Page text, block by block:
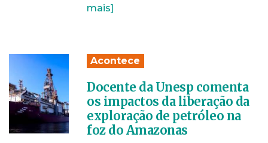
mais]
Acontece
Docente da Unesp comenta
os impactos da liberação da
exploração de petróleo na
foz do Amazonas